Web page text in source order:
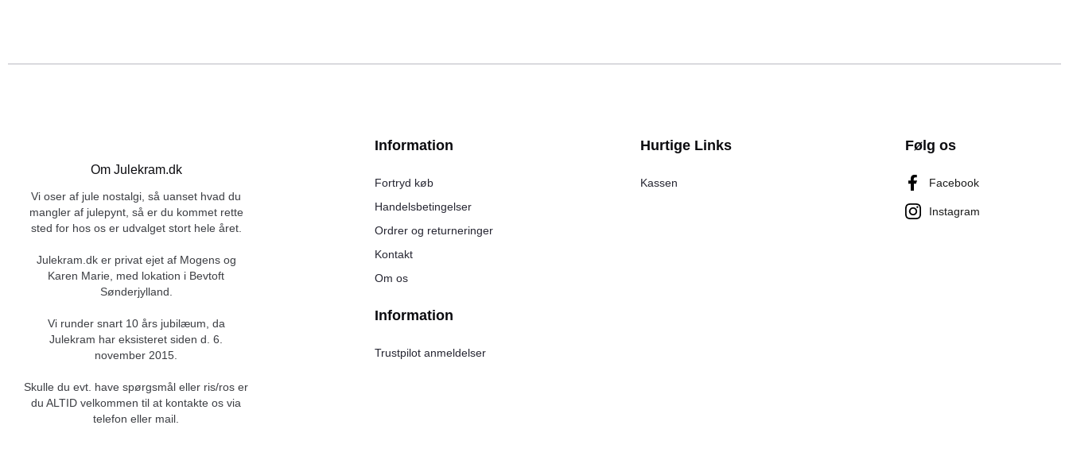
Om Julekram.dk
Vi oser af jule nostalgi, så uanset hvad du
mangler af julepynt, så er du kommet rette
sted for hos os er udvalget stort hele året.
Julekram.dk er privat ejet af Mogens og
Karen Marie, med lokation i Bevtoft
Sønderjylland.
Vi runder snart 10 års jubilæum, da
Julekram har eksisteret siden d. 6.
november 2015.
Skulle du evt. have spørgsmål eller ris/ros er
du ALTID velkommen til at kontakte os via
telefon eller mail.
Information
Fortryd køb
Handelsbetingelser
Ordrer og returneringer
Kontakt
Om os
Information
Trustpilot anmeldelser
Hurtige Links
Kassen
Følg os
Facebook
Instagram